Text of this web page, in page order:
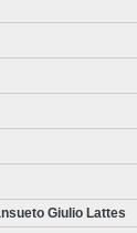
Giulio Lattes